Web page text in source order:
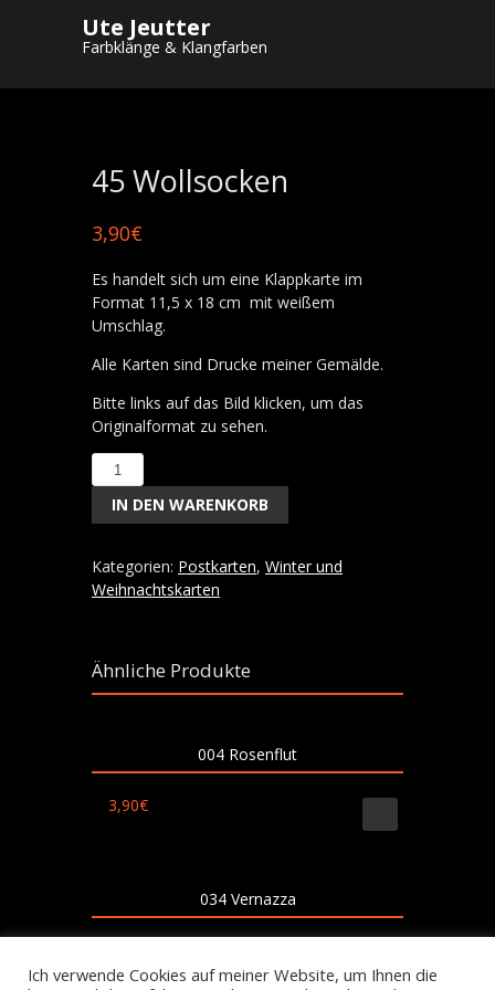
Ute Jeutter
Farbklänge & Klangfarben
Startseite/Shop
Weihnachtskarten/ 45 Wollsocken
45 Wollsocken
3,90€
Es handelt sich um eine Klappkarte im
Format 11,5 x 18 cm mit weißem
Umschlag.
Alle Karten sind Drucke meiner Gemälde.
Bitte links auf das Bild klicken, um das
Originalformat zu sehen.
Wollsocken
Menge
IN DEN WARENKORB
Kategorien: Postkarten, Winter und
Weihnachtskarten
Ähnliche Produkte
004 Rosenflut
3,90€
034 Vernazza
Ich verwende Cookies auf meiner Website, um Ihnen die